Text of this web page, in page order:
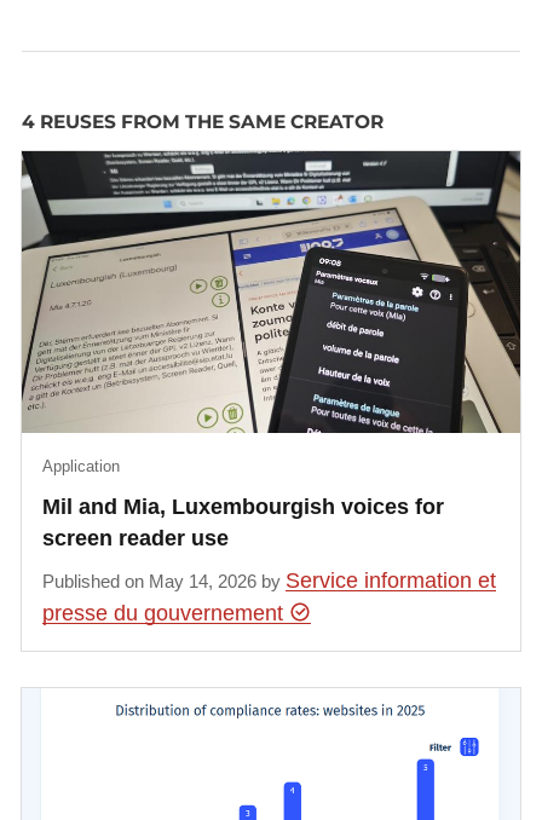
4 REUSES FROM THE SAME CREATOR
Mil and Mia, Luxembourgish voices for
screen reader use
Application
Published on May 14, 2026 by Service information et
presse du gouvernement